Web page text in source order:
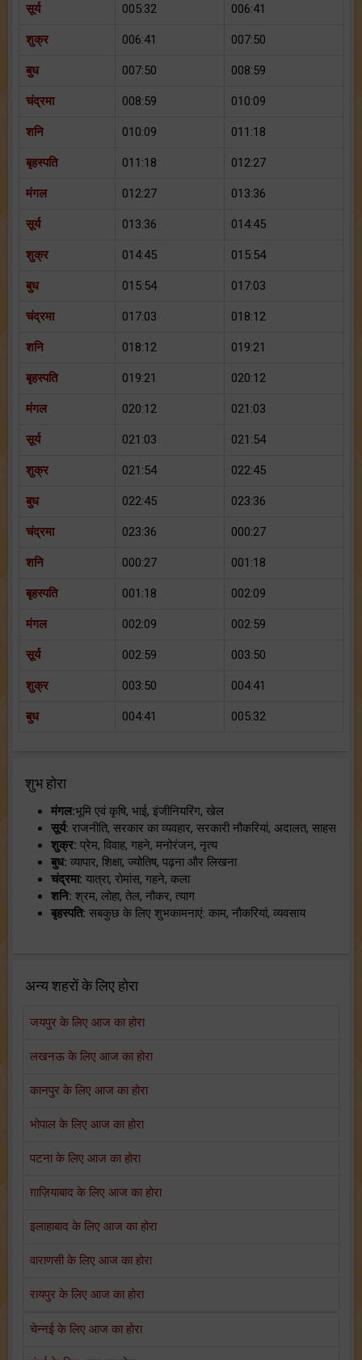
सूर्य 005:32 006:41
शुक्र 006:41 007:50
बुध 007:50 008:59
चंद्रमा 008:59 010:09
शनि 010:09 011:18
बृहस्पति 011:18 012:27
मंगल 012:27 013:36
सूर्य 013:36 014:45
शुक्र 014:45 015:54
बुध 015:54 017:03
चंद्रमा 017:03 018:12
शनि 018:12 019:21
बृहस्पति 019:21 020:12
मंगल 020:12 021:03
सूर्य 021:03 021:54
शुक्र 021:54 022:45
बुध 022:45 023:36
चंद्रमा 023:36 000:27
शनि 000:27 001:18
बृहस्पति 001:18 002:09
मंगल 002:09 002:59
सूर्य 002:59 003:50
शुक्र 003:50 004:41
बुध 004:41 005:32
शुभ होरा
मंगल:भूमि एवं कृषि, भाई, इंजीनियरिंग, खेल
सूर्य: राजनीति, सरकार का व्यवहार, सरकारी नौकरियां, अदालत, साहस
शुक्र: प्रेम, विवाह, गहने, मनोरंजन, नृत्य
बुध: व्यापार, शिक्षा, ज्योतिष, पढ़ना और लिखना
चंद्रमा: यात्रा, रोमांस, गहने, कला
शनि: श्रम, लोहा, तेल, नौकर, त्याग
बृहस्पति: सबकुछ के लिए शुभकामनाएं: काम, नौकरियां, व्यवसाय
अन्य शहरों के लिए होरा
जयपुर के लिए आज का होरा
लखनऊ के लिए आज का होरा
कानपुर के लिए आज का होरा
भोपाल के लिए आज का होरा
पटना के लिए आज का होरा
ग़ाज़ियाबाद के लिए आज का होरा
इलाहाबाद के लिए आज का होरा
वाराणसी के लिए आज का होरा
रायपुर के लिए आज का होरा
चेन्नई के लिए आज का होरा